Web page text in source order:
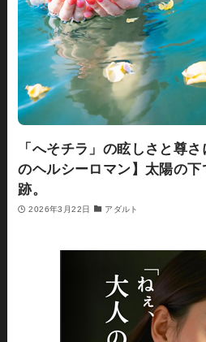
「へそチラ」の眩しさと尊
のヘルシーロマン】太陽の
跡。
2026年3月22日 アダルト